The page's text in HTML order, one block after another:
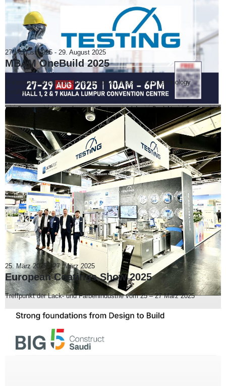
27. August 2025 - 29. August 2025
MBAM OneBuild 2025
Malaysia International Construction & Infrastructure Technology
Exhibition
25. März 2025-27. März 2025
European Coatings Show 2025
Treffpunkt der Lack- und Farbenindustrie vom 25 – 27 März 2025